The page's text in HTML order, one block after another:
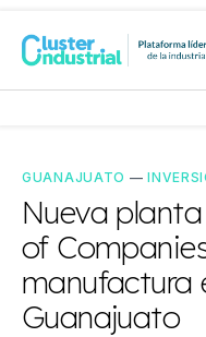
GUANAJUATO —
Nueva
of
manufactura
Guanajuato